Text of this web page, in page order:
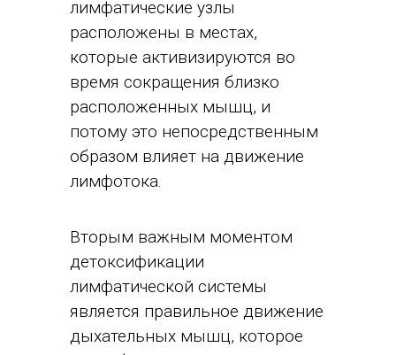
лимфатические узлы
расположены в местах,
которые активизируются во
время сокращения близко
расположенных мышц, и
потому это непосредственным
образом влияет на движение
лимфотока.
Вторым важным моментом
детоксификации
лимфатической системы
является правильное движение
дыхательных мышц, которое